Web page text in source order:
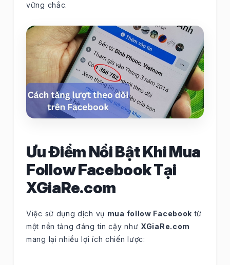
vững chắc.
Ưu Điểm Nổi Bật Khi Mua
Follow Facebook Tại
XGiaRe.com
Việc sử dụng dịch vụ mua follow Facebook từ
một nền tảng đáng tin cậy như XGiaRe.com
mang lại nhiều lợi ích chiến lược: